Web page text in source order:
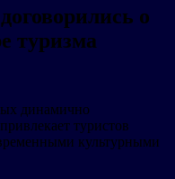
о
туризма
динамично
туристов
культурными